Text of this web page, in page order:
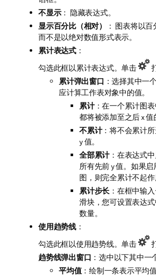
不显示： 隐藏表达式。
显示百分比（相对）
： 图表将以
而不是以绝对数值形式表示。
累计表达式：
勾选此框以累计表达式。单击
累计弹出窗口 ：选择其中一
应计算工作表对象中的值。
累计：在一个累计图
都将被添加至之后 x 值
不累计：将不会累计
y 值。
全部累计：在表达式
所有先前 y 值。如果
图，则完全累计不起作
累计步长 ：在框中输
滑块，您可设置表达
数量。
使用趋势线：
勾选此框以使用趋势线。单击
趋势线弹出窗口 ：选中以下其中一
平均值：绘制一条表示平均值